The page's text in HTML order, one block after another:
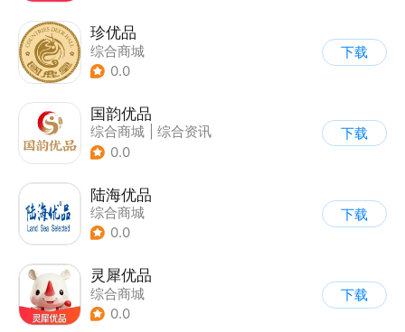
珍优品
综合商城
0.0
下载
国韵优品
综合商城
综合资讯
0.0
下载
陆海优品
综合商城
0.0
下载
灵犀优品
综合商城
0.0
下载